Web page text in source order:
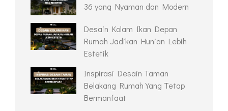
36 yang Nyaman dan Modern
Desain Kolam Ikan Depan
Rumah Jadikan Hunian Lebih
Estetik
Inspirasi Desain Taman
Belakang Rumah Yang Tetap
Bermanfaat